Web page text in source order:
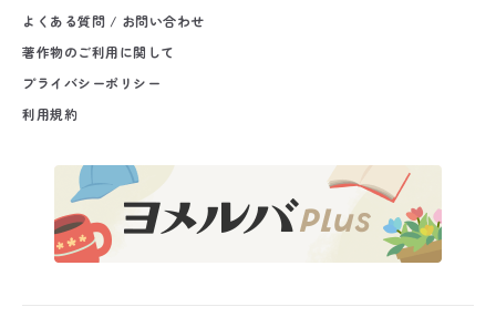
よくある質問 / お問い合わせ
著作物のご利用に関して
プライバシーポリシー
利用規約